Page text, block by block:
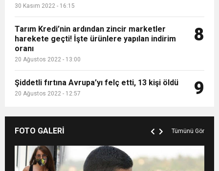
30 Kasım 2022 - 16:15
Tarım Kredi’nin ardından zincir marketler
harekete geçti! İşte ürünlere yapılan indirim
oranı
20 Ağustos 2022 - 13:00
8
Şiddetli fırtına Avrupa’yı felç etti, 13 kişi öldü
20 Ağustos 2022 - 12:57 9
FOTO GALERİ Tümünü Gör